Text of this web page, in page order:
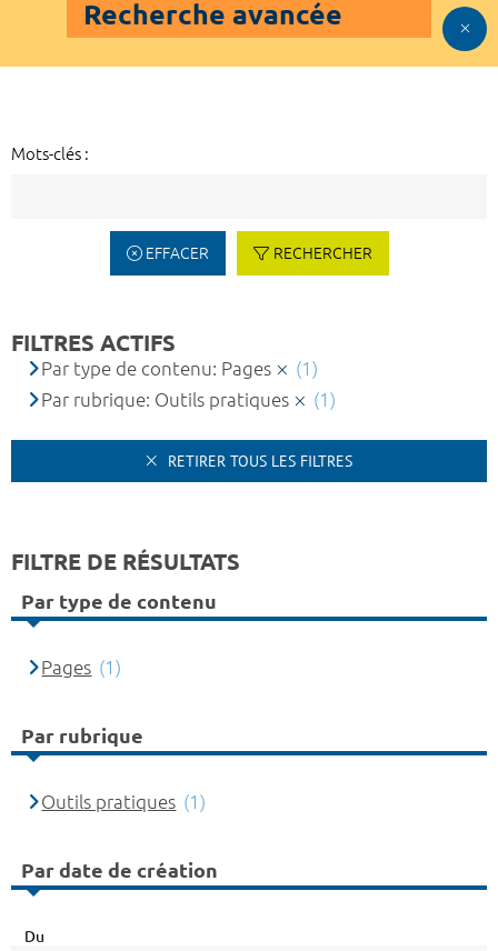
Recherche avancée
Mots-clés :
EFFACER RECHERCHER
FILTRES ACTIFS
Par type de contenu: Pages
(1)
Par rubrique: Outils pratiques
(1)
RETIRER TOUS LES FILTRES
FILTRE DE RÉSULTATS
Par type de contenu
Pages (1)
Par rubrique
Outils pratiques (1)
Par date de création
Du